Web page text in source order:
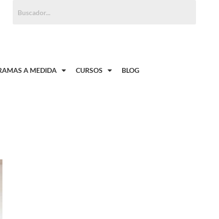
A MEDIDA CURSOS BLOG